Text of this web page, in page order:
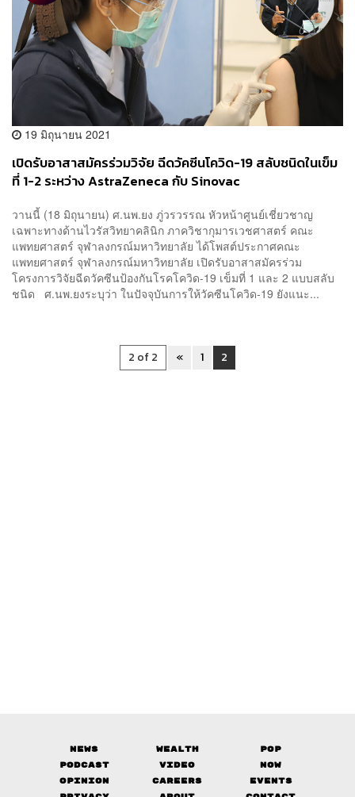
19 มิถุนายน 2021
เปิดรับอาสาสมัครร่วมวิจัย ฉีดวัคซีนโควิด-19 สลับชนิดในเข็ม
ที่ 1-2 ระหว่าง AstraZeneca กับ Sinovac
วานนี้ (18 มิถุนายน) ศ.นพ.ยง ภู่วรวรรณ หัวหน้าศูนย์เชี่ยวชาญ
เฉพาะทางด้านไวรัสวิทยาคลินิก ภาควิชากุมารเวชศาสตร์ คณะ
แพทยศาสตร์ จุฬาลงกรณ์มหาวิทยาลัย ได้โพสต์ประกาศคณะ
แพทยศาสตร์ จุฬาลงกรณ์มหาวิทยาลัย เปิดรับอาสาสมัครร่วม
โครงการวิจัยฉีดวัคซีนป้องกันโรคโควิด-19 เข็มที่ 1 และ 2 แบบสลับ
ชนิด ศ.นพ.ยงระบุว่า ในปัจจุบันการให้วัคซีนโควิด-19 ยังแนะ...
2 of 2 « 1 2
News Wealth
Pop
Podcast
Video
Now
Opinion
Careers
Events